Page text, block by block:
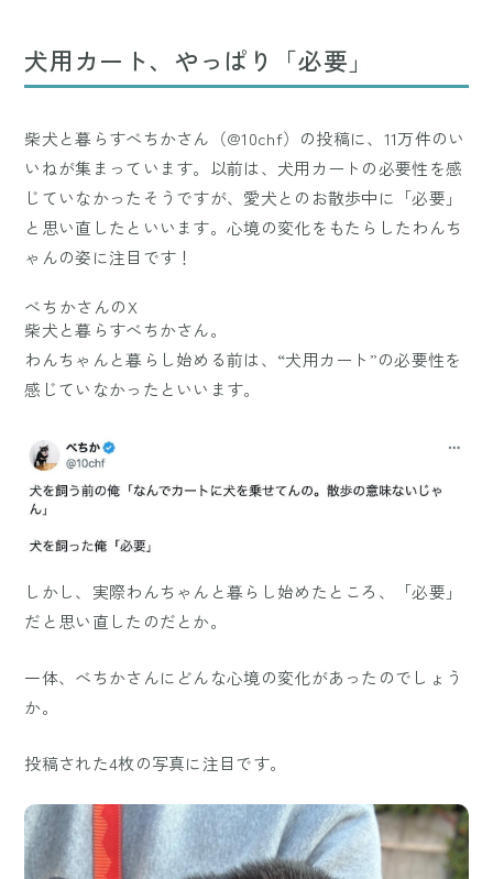
犬用カート、やっぱり「必要」
柴犬と暮らすべちかさん（@10chf）の投稿に、11万件のい
いねが集まっています。以前は、犬用カートの必要性を感
じていなかったそうですが、愛犬とのお散歩中に「必要」
と思い直したといいます。心境の変化をもたらしたわんち
ゃんの姿に注目です！
べちかさんのX
柴犬と暮らすべちかさん。
わんちゃんと暮らし始める前は、“犬用カート”の必要性を
感じていなかったといいます。
しかし、実際わんちゃんと暮らし始めたところ、「必要」
だと思い直したのだとか。
一体、べちかさんにどんな心境の変化があったのでしょう
か。
投稿された4枚の写真に注目です。